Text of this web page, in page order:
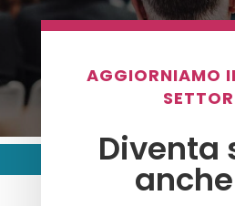
AGGIORNIAMO
Diventa